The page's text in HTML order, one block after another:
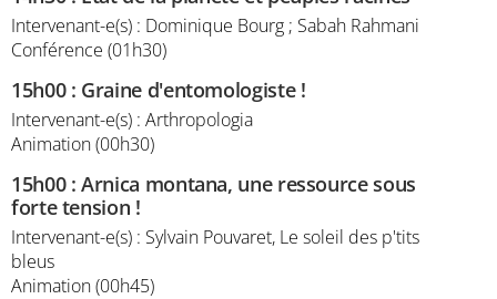
Intervenant-e(s) : Dominique Bourg ; Sabah Rahmani
Conférence (01h30)
15h00: Graine d'entomologiste !
Intervenant-e(s) : Arthropologia
Animation (00h30)
15h00:Arnica montana, une ressource sous
forte tension !
Intervenant-e(s) : Sylvain Pouvaret, Le soleil des p'tits
bleus
Animation (00h45)